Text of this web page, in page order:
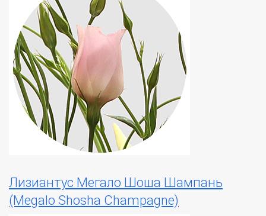
Лизиантус Мегало Шоша Шампань
(Megalo Shosha Champagne)